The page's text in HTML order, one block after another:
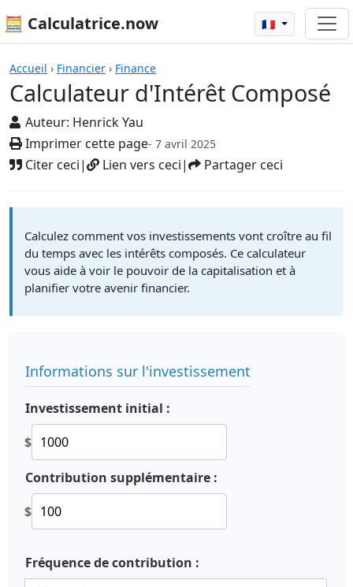
🧮 Calculatrice.now 🇫🇷
Accueil › Financier › Finance
Calculateur d'Intérêt Composé
Auteur: Henrick Yau
Imprimer cette page- 7 avril 2025
Citer ceci| Lien vers ceci| Partager ceci
Calculatrices
Calculez comment vos investissements vont croître au fil
du temps avec les intérêts composés. Ce calculateur
vous aide à voir le pouvoir de la capitalisation et à
planifier votre avenir financier.
Informations sur l'investissement
Investissement initial :
$
Contribution supplémentaire :
$
Fréquence de contribution :